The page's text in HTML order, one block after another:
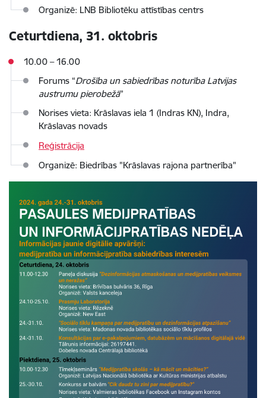
Organizē: LNB Bibliotēku attīstības centrs
Ceturtdiena, 31. oktobris
10.00 – 16.00
Forums “Drošība un sabiedrības noturība Latvijas
austrumu pierobežā”
Norises vieta: Krāslavas iela 1 (Indras KN), Indra,
Krāslavas novads
Reģistrācija
Organizē: Biedrības "Krāslavas rajona partnerība"